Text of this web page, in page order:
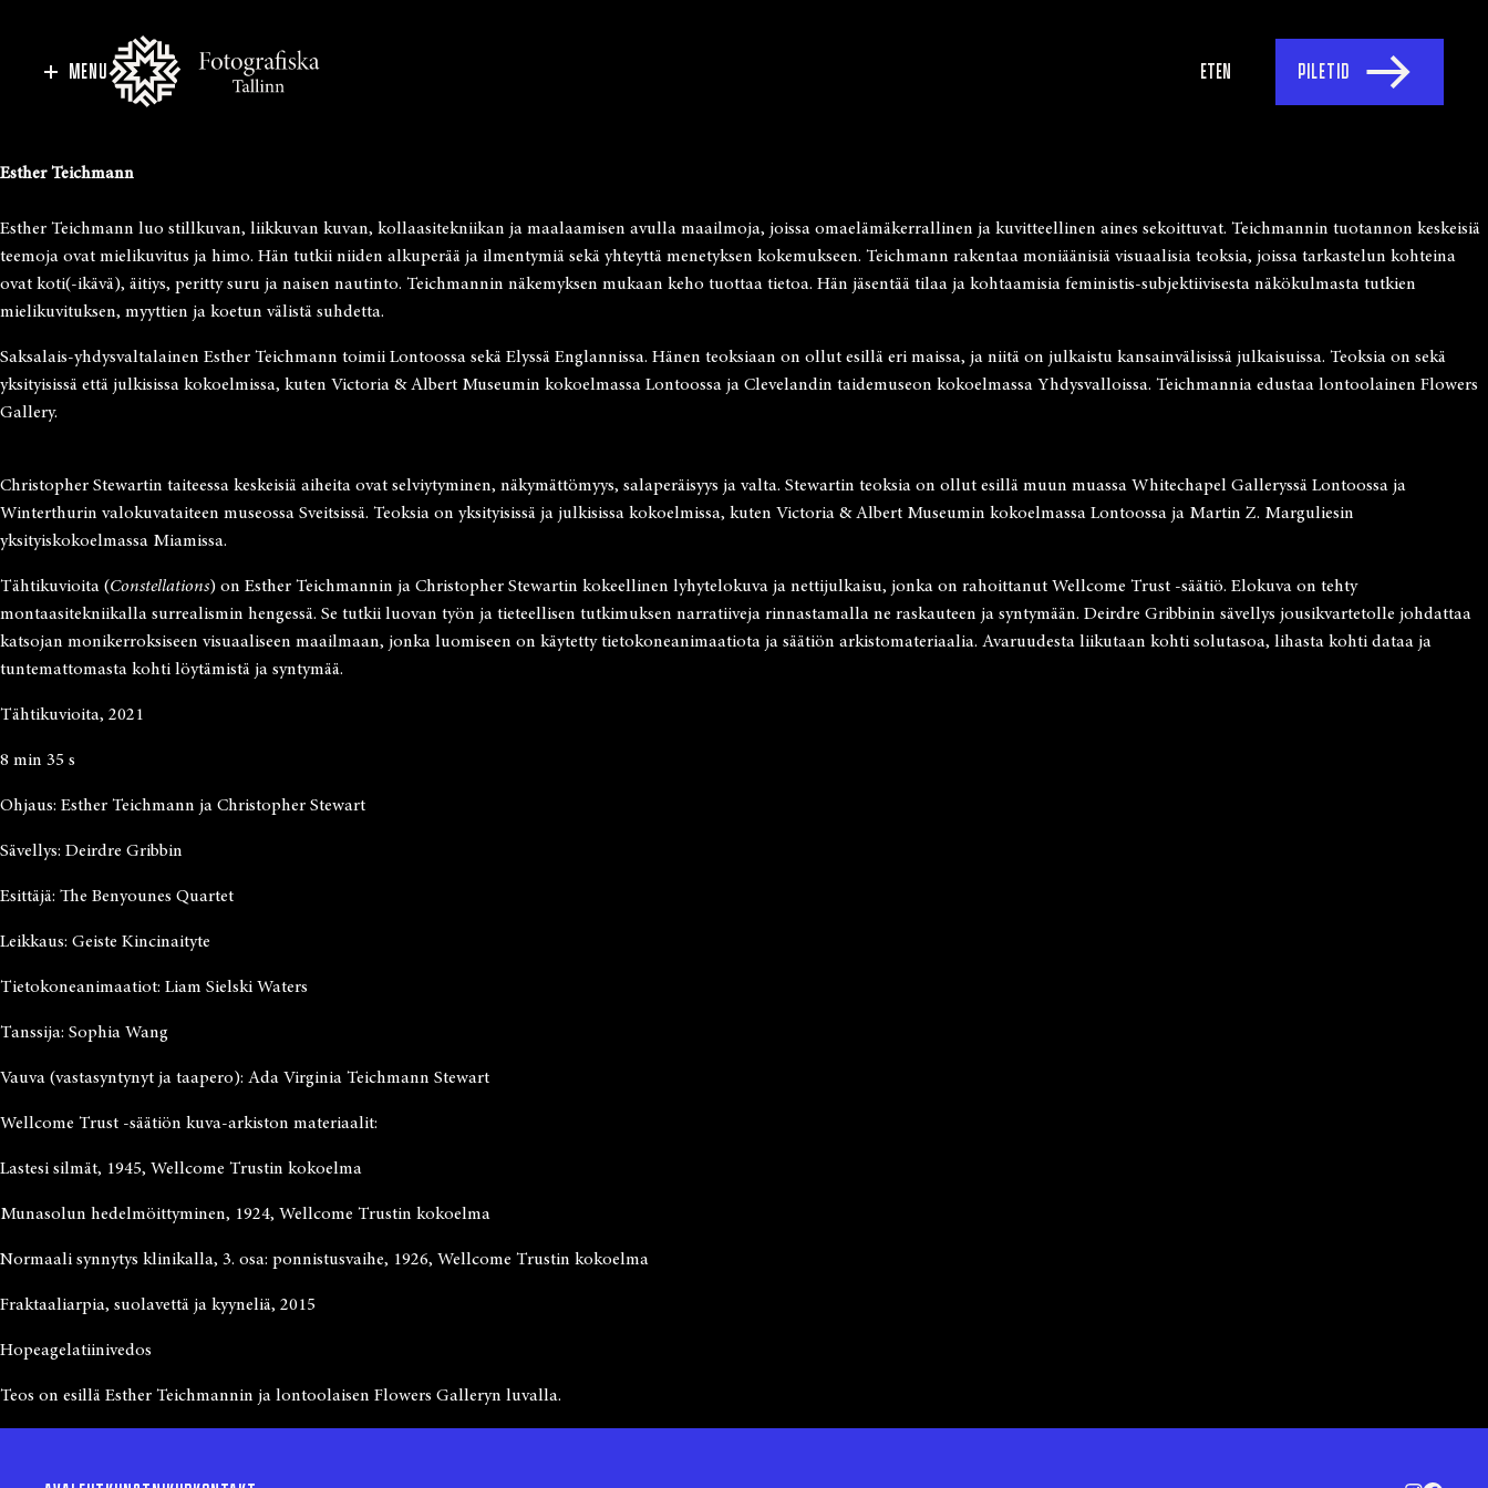
MENU ETEN PILETID
Esther Teichmann
Esther Teichmann luo stillkuvan, liikkuvan kuvan, kollaasitekniikan ja maalaamisen avulla maailmoja, joissa omaelämäkerrallinen ja kuvitteellinen aines sekoittuvat. Teichmannin tuotannon keskeisiä
teemoja ovat mielikuvitus ja himo. Hän tutkii niiden alkuperää ja ilmentymiä sekä yhteyttä menetyksen kokemukseen. Teichmann rakentaa moniäänisiä visuaalisia teoksia, joissa tarkastelun kohteina
ovat koti(-ikävä), äitiys, peritty suru ja naisen nautinto. Teichmannin näkemyksen mukaan keho tuottaa tietoa. Hän jäsentää tilaa ja kohtaamisia feministis-subjektiivisesta näkökulmasta tutkien
mielikuvituksen, myyttien ja koetun välistä suhdetta.
Saksalais-yhdysvaltalainen Esther Teichmann toimii Lontoossa sekä Elyssä Englannissa. Hänen teoksiaan on ollut esillä eri maissa, ja niitä on julkaistu kansainvälisissä julkaisuissa. Teoksia on sekä
yksityisissä että julkisissa kokoelmissa, kuten Victoria & Albert Museumin kokoelmassa Lontoossa ja Clevelandin taidemuseon kokoelmassa Yhdysvalloissa. Teichmannia edustaa lontoolainen Flowers
Gallery.
Christopher Stewartin taiteessa keskeisiä aiheita ovat selviytyminen, näkymättömyys, salaperäisyys ja valta. Stewartin teoksia on ollut esillä muun muassa Whitechapel Galleryssä Lontoossa ja
Winterthurin valokuvataiteen museossa Sveitsissä. Teoksia on yksityisissä ja julkisissa kokoelmissa, kuten Victoria & Albert Museumin kokoelmassa Lontoossa ja Martin Z. Marguliesin
yksityiskokoelmassa Miamissa.
Tähtikuvioita (Constellations) on Esther Teichmannin ja Christopher Stewartin kokeellinen lyhytelokuva ja nettijulkaisu, jonka on rahoittanut Wellcome Trust -säätiö. Elokuva on tehty
montaasitekniikalla surrealismin hengessä. Se tutkii luovan työn ja tieteellisen tutkimuksen narratiiveja rinnastamalla ne raskauteen ja syntymään. Deirdre Gribbinin sävellys jousikvartetolle johdattaa
katsojan monikerroksiseen visuaaliseen maailmaan, jonka luomiseen on käytetty tietokoneanimaatiota ja säätiön arkistomateriaalia. Avaruudesta liikutaan kohti solutasoa, lihasta kohti dataa ja
tuntemattomasta kohti löytämistä ja syntymää.
Tähtikuvioita, 2021
8 min 35 s
Ohjaus: Esther Teichmann ja Christopher Stewart
Sävellys: Deirdre Gribbin
Esittäjä: The Benyounes Quartet
Leikkaus: Geiste Kincinaityte
Tietokoneanimaatiot: Liam Sielski Waters
Tanssija: Sophia Wang
Vauva (vastasyntynyt ja taapero): Ada Virginia Teichmann Stewart
Wellcome Trust -säätiön kuva-arkiston materiaalit:
Lastesi silmät, 1945, Wellcome Trustin kokoelma
Munasolun hedelmöittyminen, 1924, Wellcome Trustin kokoelma
Normaali synnytys klinikalla, 3. osa: ponnistusvaihe, 1926, Wellcome Trustin kokoelma
Fraktaaliarpia, suolavettä ja kyyneliä, 2015
Hopeagelatiinivedos
Teos on esillä Esther Teichmannin ja lontoolaisen Flowers Galleryn luvalla.